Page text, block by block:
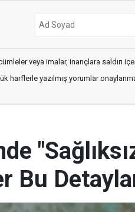
veya imalar, inançlara saldırı
harflerle yazılmış yorumlar
Bu